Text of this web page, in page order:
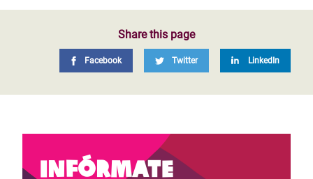
ayuda
Share this page
Facebook Twitter LinkedIn
Infórmate